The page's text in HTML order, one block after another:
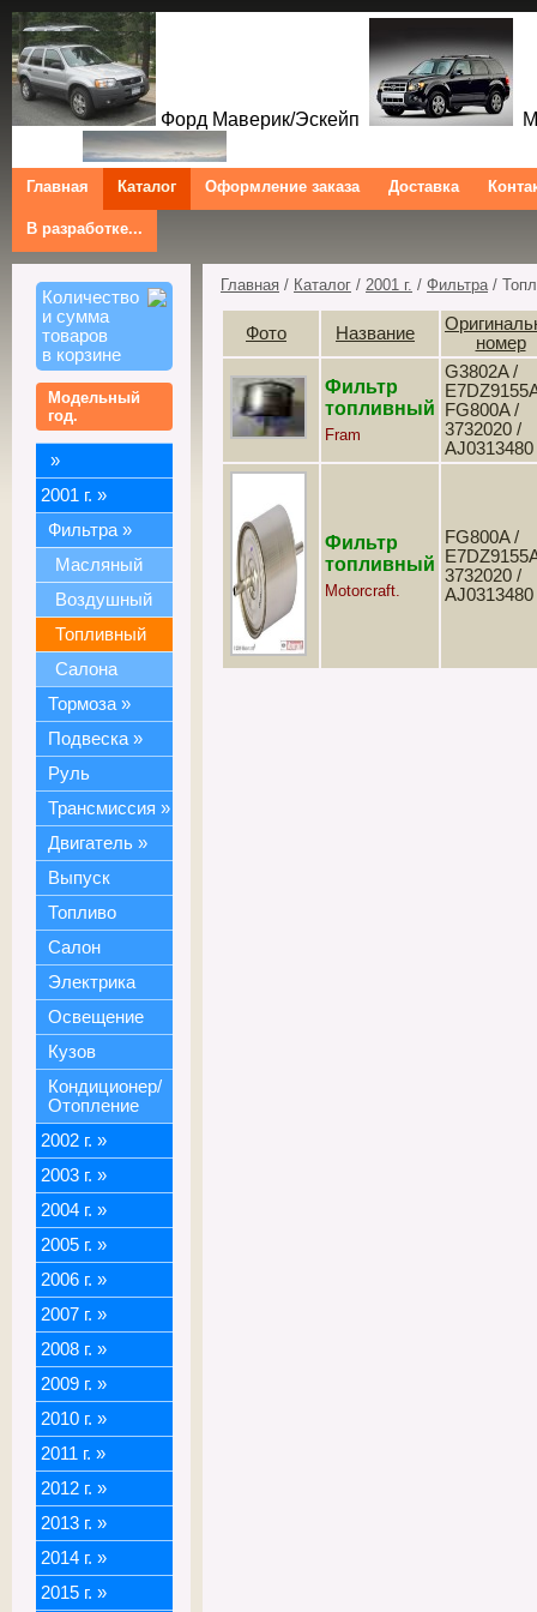
Форд Маверик/Эскейп
Трибют
Ford Maverick/Escape
Tribute Ford Kuga/Escape
Главная Каталог Оформление заказа Доставка
В разработке...
Количество
и сумма
товаров
в корзине
Модельный
год.
»
2001 г. »
Фильтра »
Масляный
Воздушный
Топливный
Салона
Тормоза »
Подвеска »
Руль
Трансмиссия »
Двигатель »
Выпуск
Топливо
Салон
Электрика
Освещение
Кузов
Кондиционер/
Отопление
2002 г. »
2003 г. »
2004 г. »
2005 г. »
2006 г. »
2007 г. »
2008 г. »
2009 г. »
2010 г. »
2011 г. »
2012 г. »
2013 г. »
2014 г. »
2015 г. »
Главная / Каталог / 2001 г. / Фильтра/
Фото Название
номер
Фильтр
топливный
Fram
G3802A /
FG800A /
3732020 /
AJ0313480
Фильтр
топливный
Motorcraft.
FG800A /
3732020 /
AJ0313480